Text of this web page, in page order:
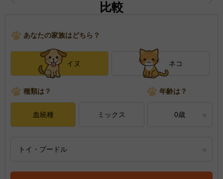
比較
あなたの家族はどちら？
イヌ ネコ
種類は？ 年齢は？
血統種 ミックス 0歳
トイ・プードル